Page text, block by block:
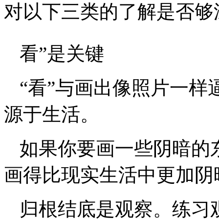
对以下三类的了解是否够
看”是关键
“看”与画出像照片一
源于生活。
如果你要画一些阴暗的
画得比现实生活中更加阴
归根结底是观察。练